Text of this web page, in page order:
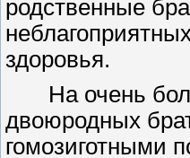
родственные
здоровья.
На очень
двоюродных
гомозиготными